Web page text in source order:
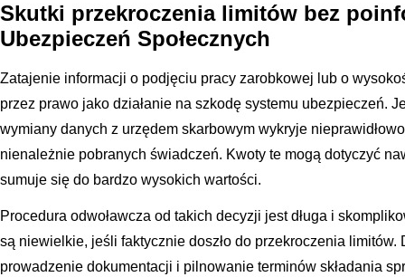
Skutki przekroczenia limitów bez
Ubezpieczeń Społecznych
Zatajenie informacji o podjęciu pracy zarobkowej lub o
przez prawo jako działanie na szkodę systemu ubezpieczeń.
wymiany danych z urzędem skarbowym wykryje
nienależnie pobranych świadczeń. Kwoty te mogą dotyczyć
sumuje się do bardzo wysokich wartości.
Procedura odwoławcza od takich decyzji jest długa i
są niewielkie, jeśli faktycznie doszło do przekroczenia limitów.
prowadzenie dokumentacji i pilnowanie terminów składania